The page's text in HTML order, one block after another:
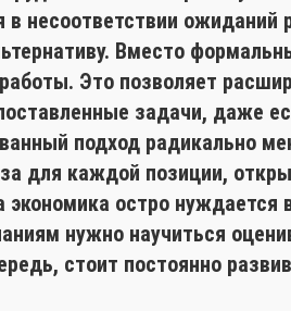
ожиданий
Вместо
Это позволяет
задачи, даже
подход радикально
для каждой позиции,
экономика остро
нужно научиться
стоит постоянно